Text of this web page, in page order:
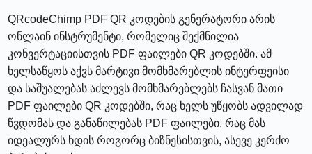
QRcodeChimp PDF QR კოდების გენერატორი არის
ონლაინ ინსტრუმენტი, რომელიც შექმნილია
კონვერტაციისთვის PDF ფაილები QR კოდებში. ამ
ხელსაწყოს აქვს მარტივი მომხმარებლის ინტერფეისი
და საშუალებას აძლევს მომხმარებლებს ჩასვან მათი
PDF ფაილები QR კოდებში, რაც ხელს უწყობს ადვილად
წვდომას და განაწილებას PDF ფაილები, რაც მას
იდეალურს ხდის როგორც ბიზნესისთვის, ასევე კერძო